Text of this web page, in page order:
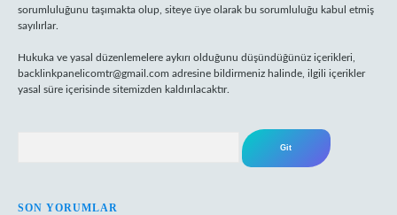
sorumluluğunu taşımakta olup, siteye üye olarak bu sorumluluğu kabul etmiş
sayılırlar.
Hukuka ve yasal düzenlemelere aykırı olduğunu düşündüğünüz içerikleri,
backlinkpanelicomtr@gmail.com adresine bildirmeniz halinde, ilgili içerikler
yasal süre içerisinde sitemizden kaldırılacaktır.
SON YORUMLAR